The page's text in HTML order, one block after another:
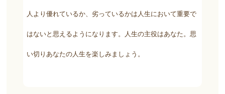
人より優れているか、劣っているかは人生において重要で
はないと思えるようになります。人生の主役はあなた。思
い切りあなたの人生を楽しみましょう。